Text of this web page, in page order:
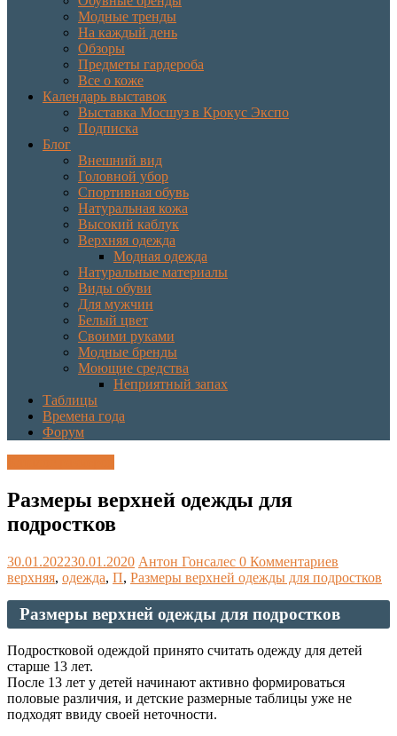
Модные тренды
На каждый день
Обзоры
Предметы гардероба
Все о коже
Календарь выставок
Выставка Мосшуз в Крокус Экспо
Подписка
Блог
Внешний вид
Головной убор
Спортивная обувь
Натуральная кожа
Высокий каблук
Верхняя одежда
Модная одежда
Натуральные материалы
Виды обуви
Для мужчин
Белый цвет
Своими руками
Модные бренды
Моющие средства
Неприятный запах
Таблицы
Времена года
Форум
Размеры верхней одежды для
подростков
30.01.202230.01.2020 Антон Гонсалес 0 Комментариев
верхняя, одежда, П, Размеры верхней одежды для подростков
Размеры верхней одежды для подростков
Подростковой одеждой принято считать одежду для детей
старше 13 лет.
После 13 лет у детей начинают активно формироваться
половые различия, и детские размерные таблицы уже не
подходят ввиду своей неточности.